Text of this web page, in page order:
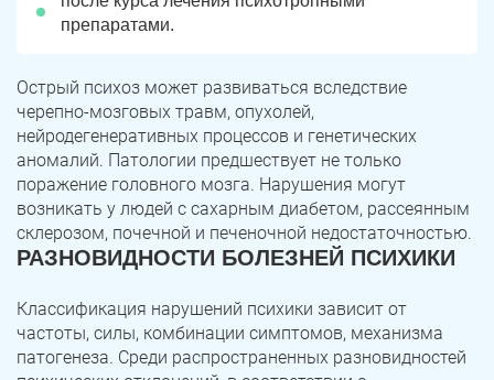
препаратами.
Острый психоз может развиваться вследствие
черепно-мозговых травм, опухолей,
нейродегенеративных процессов и генетических
аномалий. Патологии предшествует не только
поражение головного мозга. Нарушения могут
возникать у людей с сахарным диабетом, рассеянным
склерозом, почечной и печеночной недостаточностью.
РАЗНОВИДНОСТИ БОЛЕЗНЕЙ ПСИХИКИ
Классификация нарушений психики зависит от
частоты, силы, комбинации симптомов, механизма
патогенеза. Среди распространенных разновидностей